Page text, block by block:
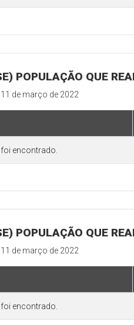
POPULAÇÃO QUE
11 de março de 2022
encontrado.
POPULAÇÃO QUE
11 de março de 2022
encontrado.